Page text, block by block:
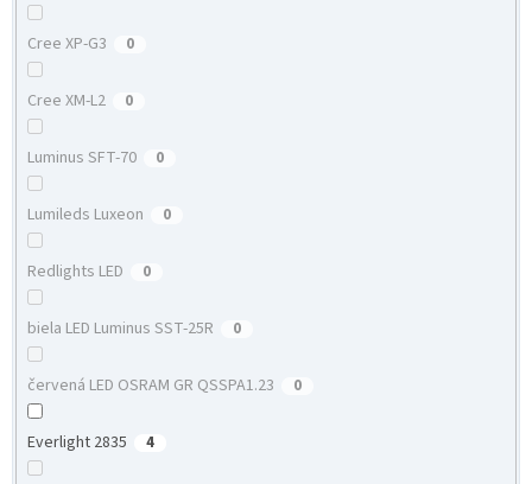
Cree XP-G3 0
Cree XM-L2 0
Luminus SFT-70 0
Lumileds Luxeon 0
Redlights LED 0
biela LED Luminus SST-25R 0
červená LED OSRAM GR QSSPA1.23 0
Everlight 2835 4